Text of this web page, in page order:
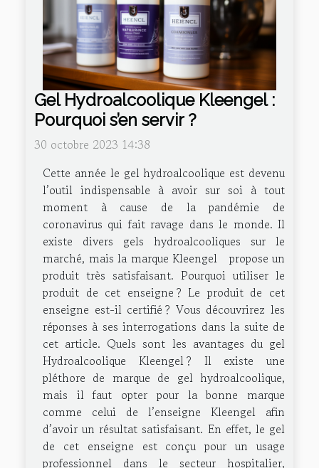
Gel Hydroalcoolique Kleengel :
Pourquoi s’en servir ?
30 octobre 2023 14:38
Cette année le gel hydroalcoolique est devenu
l’outil indispensable à avoir sur soi à tout
moment à cause de la pandémie de
coronavirus qui fait ravage dans le monde. Il
existe divers gels hydroalcooliques sur le
marché, mais la marque Kleengel propose un
produit très satisfaisant. Pourquoi utiliser le
produit de cet enseigne ? Le produit de cet
enseigne est-il certifié ? Vous découvrirez les
réponses à ses interrogations dans la suite de
cet article. Quels sont les avantages du gel
Hydroalcoolique Kleengel ? Il existe une
pléthore de marque de gel hydroalcoolique,
mais il faut opter pour la bonne marque
comme celui de l’enseigne Kleengel afin
d’avoir un résultat satisfaisant. En effet, le gel
de cet enseigne est conçu pour un usage
professionnel dans le secteur hospitalier,